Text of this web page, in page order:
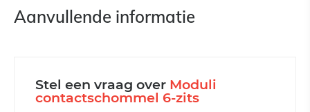
Aanvullende informatie
Stel een vraag over Moduli
contactschommel 6-zits